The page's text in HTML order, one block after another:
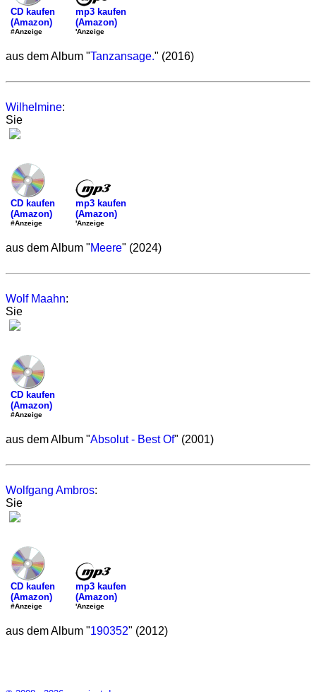
CD kaufen
(Amazon)
#Anzeige
mp3 kaufen
(Amazon)
'Anzeige
aus dem Album "Tanzansage." (2016)
Wilhelmine:
Sie
CD kaufen
(Amazon)
#Anzeige
mp3 kaufen
(Amazon)
'Anzeige
aus dem Album "Meere" (2024)
Wolf Maahn:
Sie
CD kaufen
(Amazon)
#Anzeige
aus dem Album "Absolut - Best Of" (2001)
Wolfgang Ambros:
Sie
CD kaufen
(Amazon)
#Anzeige
mp3 kaufen
(Amazon)
'Anzeige
aus dem Album "190352" (2012)